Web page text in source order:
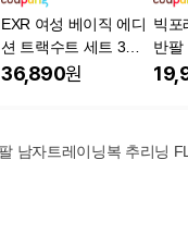
EXR 여성 베이직 에디
션 트랙수트 세트 3종
택1
36,890원
빅포
반팔